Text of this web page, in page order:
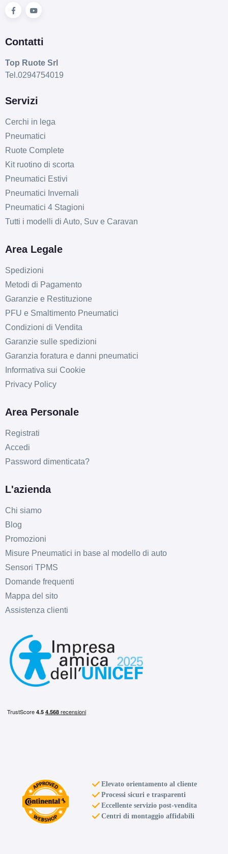
C
Contatti
Top Ruote Srl
Tel.0294754019
Servizi
Cerchi in lega
Pneumatici
Ruote Complete
Kit ruotino di scorta
Pneumatici Estivi
Pneumatici Invernali
Pneumatici 4 Stagioni
Tutti i modelli di Auto, Suv e Caravan
Area Legale
Spedizioni
Metodi di Pagamento
Garanzie e Restituzione
PFU e Smaltimento Pneumatici
Condizioni di Vendita
Garanzie sulle spedizioni
Garanzia foratura e danni pneumatici
Informativa sui Cookie
Privacy Policy
Area Personale
Registrati
Accedi
Password dimenticata?
L'azienda
Chi siamo
Blog
Promozioni
Misure Pneumatici in base al modello di auto
Sensori TPMS
Domande frequenti
Mappa del sito
Assistenza clienti
Elevato orientamento al cliente
Processi sicuri e trasparenti
Eccellente servizio post-vendita
Centri di montaggio affidabili